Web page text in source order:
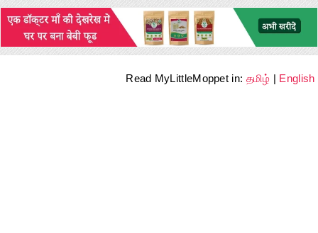
Read MyLittleMoppet in: தமிழ் | English